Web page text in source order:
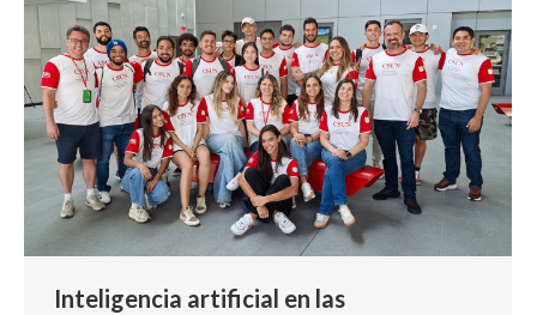
Inteligencia artificial en las